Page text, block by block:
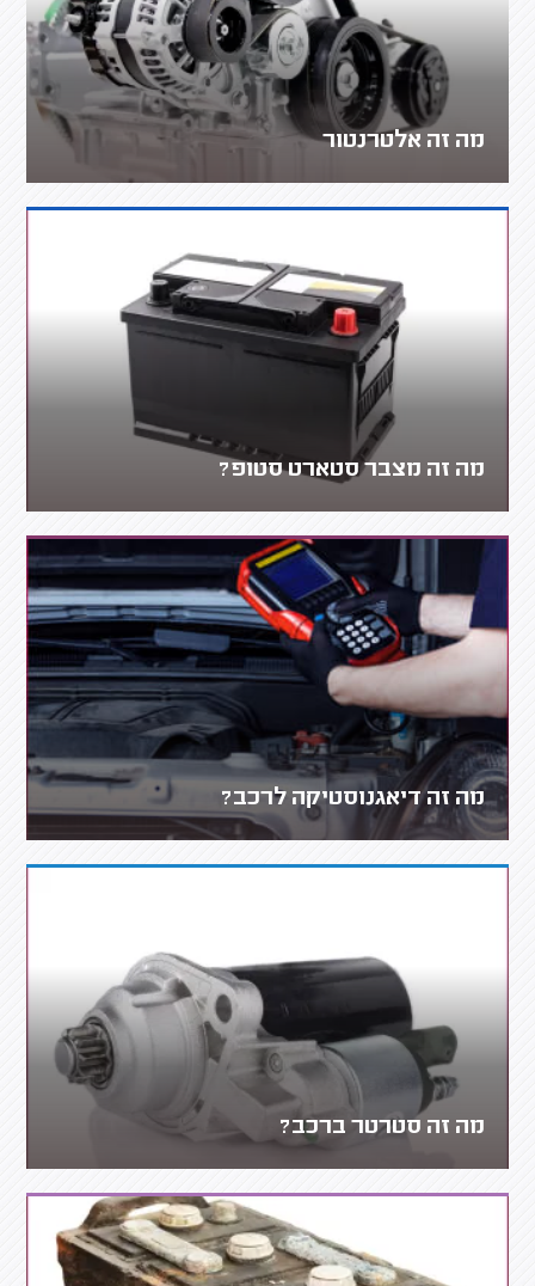
מה זה אלטרנטור
מה זה מצבר סטארט סטופ?
מה זה דיאגנוסטיקה לרכב?
מה זה סטרטר ברכב?